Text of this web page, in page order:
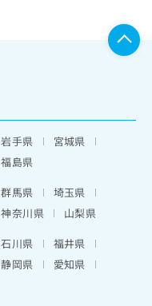
岩手県
宮城県
福島県
群馬県
埼玉県
神奈川県
山梨県
石川県
福井県
静岡県
愛知県